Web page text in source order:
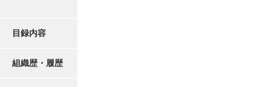
目録内容
組織歴・履歴